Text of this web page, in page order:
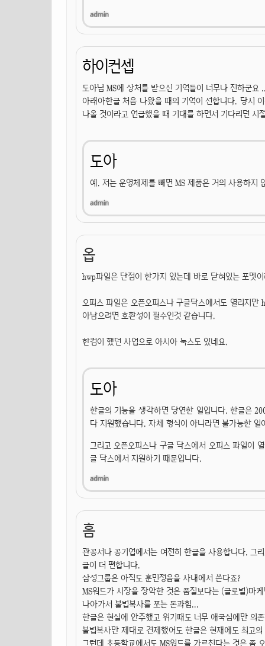
하이컨셉
도아님 MS에 상처를 받으신 기억들이 너무나 진하군요
아래아한글 처음 나왔을 때의 기억이 선합니다. 당시
나올 것이라고 언급했을 때 기대를 하면서 기다리던 시
도아
예. 저는 운영체제를 빼면 MS 제품은 거의 사용하지
옵
hwp파일은 단점이 한가지 있는데 바로 닫혀있는 포멧
오피스 파일은 오픈오피스나 구글닥스에서도 열리지
아남으려면 호환성이 필수인것 같습니다.
한컴이 했던 사업으로 아시아 눅스도 있네요.
도아
한글의 기능을 생각하면 당연한 일입니다. 한글은
다 지원했습니다. 자체 형식이 아니라면 불가능한 일
그리고 오픈오피스나 구글 닥스에서 오피스 파일이
글 닥스에서 지원하기 때문입니다.
흠
관공서나 공기업에서는 여전히 한글을 사용합니다. 그
글이 더 편합니다.
삼성그룹은 아직도 훈민정음을 사내에서 쓴다죠?
MS워드가 시장을 장악한 것은 품질보다는 (글로벌)마
나아가서 불법복사를 쪼는 돈과힘...
한글은 현실에 안주했고 위기때도 너무 애국심에만 의
불법복사만 제대로 견제했어도 한글은 현재에도 최고
그런데 초등학교에서도 MS워드를 가르친다는 것은 좀